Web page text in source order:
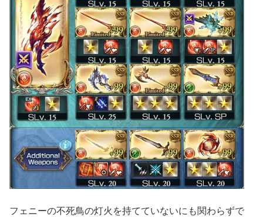
フェニーの不死鳥の灯火を持てていないにも関わらずで